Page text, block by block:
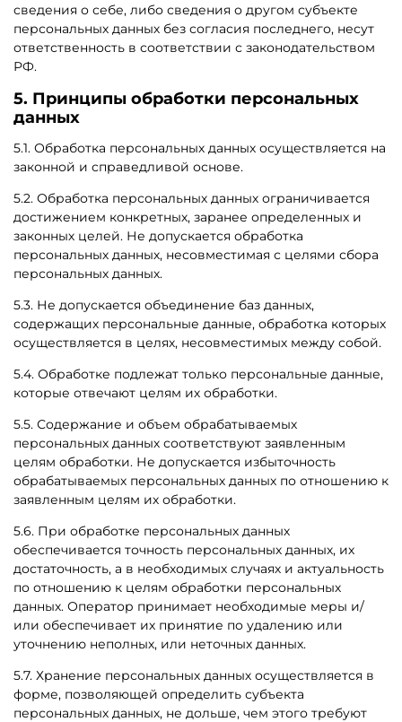
сведения о себе, либо сведения о другом субъекте
персональных данных без согласия последнего, несут
ответственность в соответствии с законодательством
РФ.
5. Принципы обработки персональных
данных
5.1. Обработка персональных данных осуществляется на
законной и справедливой основе.
5.2. Обработка персональных данных ограничивается
достижением конкретных, заранее определенных и
законных целей. Не допускается обработка
персональных данных, несовместимая с целями сбора
персональных данных.
5.3. Не допускается объединение баз данных,
содержащих персональные данные, обработка которых
осуществляется в целях, несовместимых между собой.
5.4. Обработке подлежат только персональные данные,
которые отвечают целям их обработки.
5.5. Содержание и объем обрабатываемых
персональных данных соответствуют заявленным
целям обработки. Не допускается избыточность
обрабатываемых персональных данных по отношению к
заявленным целям их обработки.
5.6. При обработке персональных данных
обеспечивается точность персональных данных, их
достаточность, а в необходимых случаях и актуальность
по отношению к целям обработки персональных
данных. Оператор принимает необходимые меры и/
или обеспечивает их принятие по удалению или
уточнению неполных, или неточных данных.
5.7. Хранение персональных данных осуществляется в
форме, позволяющей определить субъекта
персональных данных, не дольше, чем этого требуют